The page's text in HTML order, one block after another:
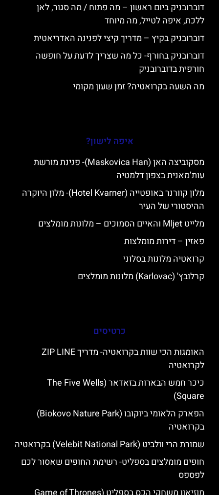
דוברובניק ביום ראשון – מה פתוח / מה סגור, לאן
ללכת, איפה לטייל, מה מיוחד
דוברובניק בקיץ – מדריך קיצי לפנינה האדריאטית
דוברובניק בחורף- כל מה שצריך לדעת על חופשה
חורפית בדוברובניק
מה השעה בקרואטיה? זמן שעון מקומי
איפה לישון?
מסקוביצה האן (Maskovica Han)- פנינת מורשת
עות’מאנית בצפון דלמטיה
מלון קוורנר באופטייה (Hotel Kvarner)- מלון היוקרה
ההיסטורי של העיר
מלייט Mljet והאיים הסמוכים – מלונות מומלצים
פאזין – דירות מומלצות
קרואטיה מלונות בסלוני
קרלובץ' (Karlovac) מלונות מומלצים
כרטיסים
האומגות הכי שוות בקרואטיה- מדריך ZIP LINE
לקרואטיה
כיכר חמש הבארות בזאדאר (The Five Wells
Square)
הפארק הלאומי ביוקובו (Biokovo Nature Park)
בקרואטיה
שמורת הרי וולביט (Velebit National Park) בקרואטיה
חופים מומלצים בספליט- רשימת החופים שאסור לכם
לפספס